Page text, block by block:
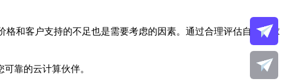
和客户支持的不足也是需要考虑的因素。通过合理评估自身需求
靠的云计算伙伴。